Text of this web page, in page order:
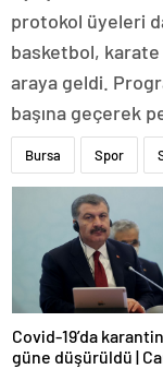
protokol üyeleri
basketbol,
araya geldi.
başına geçerek
Bursa Spor
Covid-19’da
güne düşürüldü |